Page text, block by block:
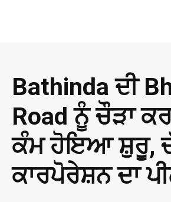
Bathinda ਦੀ
Road ਨੂੰ ਚੌੜਾ
ਕੰਮ ਹੋਇਆ ਸ਼ੁਰੂ,
ਕਾਰਪੋਰੇਸ਼ਨ ਦਾ